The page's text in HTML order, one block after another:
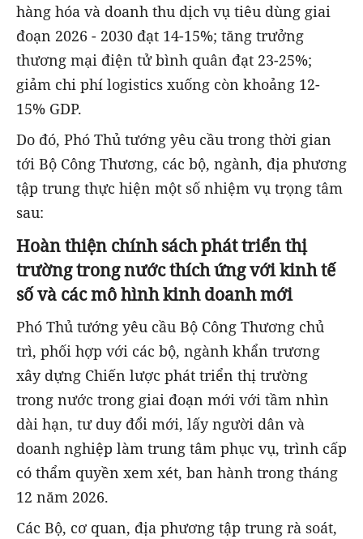
hàng hóa và doanh thu dịch vụ tiêu dùng giai
đoạn 2026 - 2030 đạt 14-15%; tăng trưởng
thương mại điện tử bình quân đạt 23-25%;
giảm chi phí logistics xuống còn khoảng 12-
15% GDP.
Do đó, Phó Thủ tướng yêu cầu trong thời gian
tới Bộ Công Thương, các bộ, ngành, địa phương
tập trung thực hiện một số nhiệm vụ trọng tâm
sau:
Hoàn thiện chính sách phát triển thị
trường trong nước thích ứng với kinh tế
số và các mô hình kinh doanh mới
Phó Thủ tướng yêu cầu Bộ Công Thương chủ
trì, phối hợp với các bộ, ngành khẩn trương
xây dựng Chiến lược phát triển thị trường
trong nước trong giai đoạn mới với tầm nhìn
dài hạn, tư duy đổi mới, lấy người dân và
doanh nghiệp làm trung tâm phục vụ, trình cấp
có thẩm quyền xem xét, ban hành trong tháng
12 năm 2026.
Các Bộ, cơ quan, địa phương tập trung rà soát,